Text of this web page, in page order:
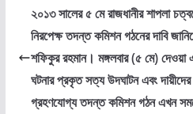
২০১৩ সালের ৫ মে রাজধানীর শাপলা
নিরপেক্ষ তদন্ত কমিশন গঠনের দাবি
শফিকুর রহমান। মঙ্গলবার (৫ মে) দেওয়া
ঘটনার প্রকৃত সত্য উদঘাটন এবং
গ্রহণযোগ্য তদন্ত কমিশন গঠন এখন